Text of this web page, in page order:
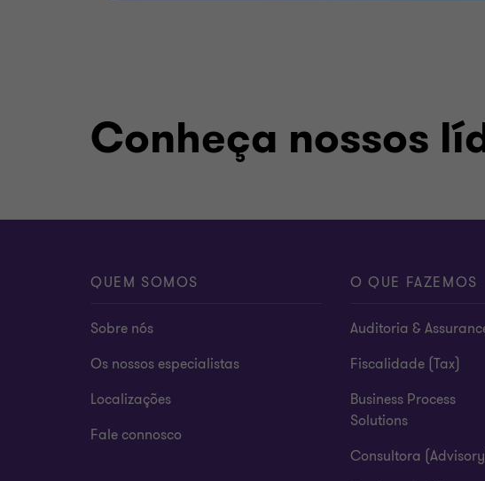
Conheça nossos
QUEM SOMOS
Sobre nós
Os nossos especialistas
Localizações
Fale connosco
O QUE FAZEMOS
Auditoria &
Fiscalidade (Tax)
Business Process
Solutions
Consultora